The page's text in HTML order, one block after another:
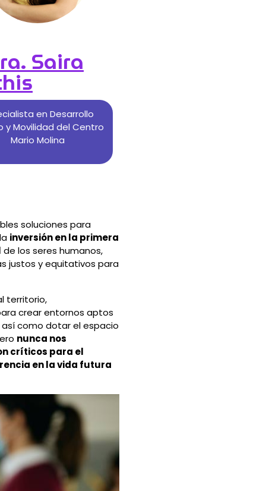
Saira
en Desarrollo
y Movilidad del Centro
Mario Molina
soluciones para
inversión en la primera
de los seres humanos,
justos y equitativos para
territorio,
crear entornos aptos
como dotar el espacio
nunca nos
críticos para el
en la vida futura